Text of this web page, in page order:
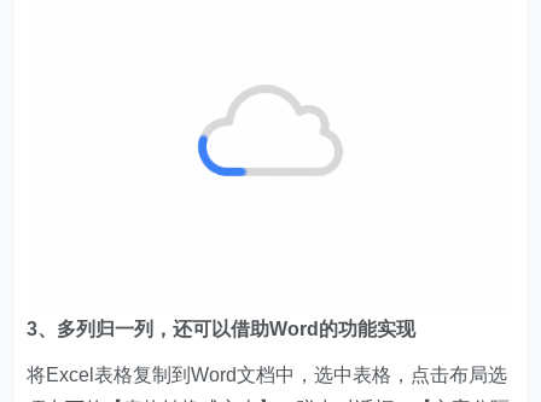
3、多列归一列，还可以借助Word的功能实现
将Excel表格复制到Word文档中，选中表格，点击布局选